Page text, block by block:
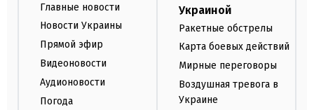
Главные новости
Новости Украины
Прямой эфир
Видеоновости
Аудионовости
Погода
Украиной
Ракетные обстрелы
Карта боевых действий
Мирные переговоры
Воздушная тревога в
Украине